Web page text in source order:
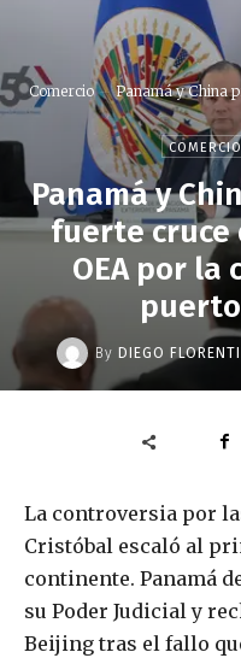
Comercio
Panamá y China
COMERCIO
Panamá y
fuerte cruce
OEA por la
By DIEGO
La controversia por
Cristóbal escaló al
continente. Panamá
su Poder Judicial y
Beijing tras el fallo